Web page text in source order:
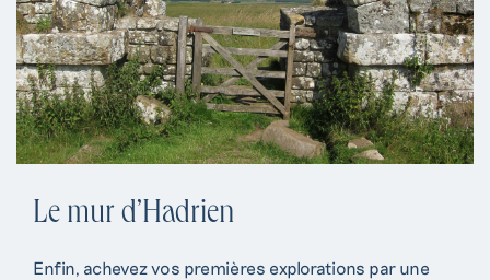
Le mur d’Hadrien
Enfin, achevez vos premières explorations par une